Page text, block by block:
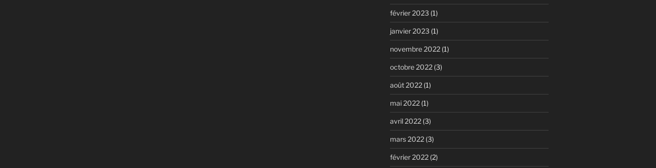
février 2023 (1)
janvier 2023 (1)
novembre 2022(1)
octobre 2022(3)
août 2022(1)
mai 2022(1)
avril 2022(3)
mars 2022(3)
février 2022(2)